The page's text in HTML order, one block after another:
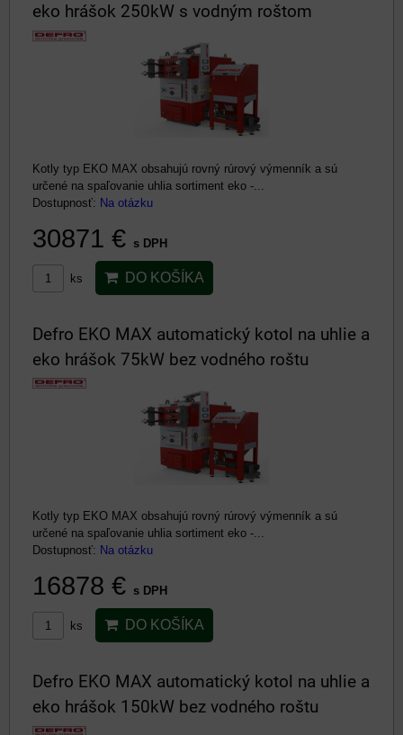
eko hrášok 250kW s vodným roštom
Kotly typ EKO MAX obsahujú rovný rúrový výmenník a sú
určené na spaľovanie uhlia sortiment eko -...
Dostupnosť: Na otázku
30871 € s DPH
ks DO KOŠÍKA
Defro EKO MAX automatický kotol na uhlie a
eko hrášok 75kW bez vodného roštu
Kotly typ EKO MAX obsahujú rovný rúrový výmenník a sú
určené na spaľovanie uhlia sortiment eko -...
Dostupnosť: Na otázku
16878 € s DPH
ks DO KOŠÍKA
Defro EKO MAX automatický kotol na uhlie a
eko hrášok 150kW bez vodného roštu